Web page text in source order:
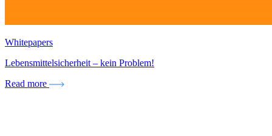
Whitepapers
Lebensmittelsicherheit – kein Problem!
Read more